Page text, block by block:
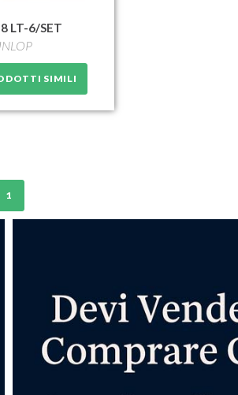
LT-6/SET
SIMILI
1